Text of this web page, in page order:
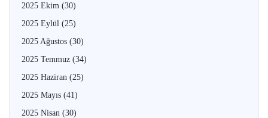
2025 Ekim (30)
2025 Eylül (25)
2025 Ağustos (30)
2025 Temmuz (34)
2025 Haziran (25)
2025 Mayıs (41)
2025 Nisan (30)